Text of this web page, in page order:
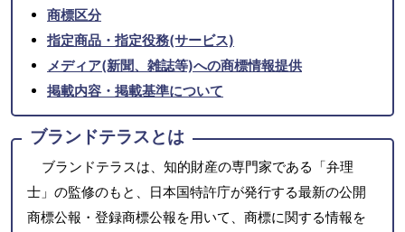
商標区分
指定商品・指定役務(サービス)
メディア(新聞、雑誌等)への商標情報提供
掲載内容・掲載基準について
ブランドテラスとは
ブランドテラスは、知的財産の専門家である「弁理
士」の監修のもと、日本国特許庁が発行する最新の公開
商標公報・登録商標公報を用いて、商標に関する情報を